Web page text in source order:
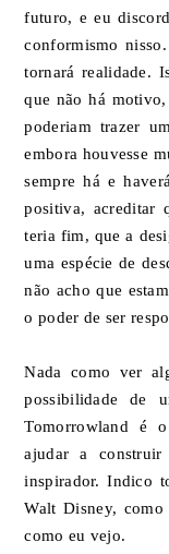
futuro, e eu
conformismo
tornará realidade.
que não há
poderiam trazer
embora houvesse
sempre há e
positiva, acreditar
teria fim, que a
uma espécie de
não acho que
o poder de ser
Nada como ver
possibilidade de
Tomorrowland é
ajudar a
inspirador. Indico
Walt Disney,
como eu vejo.